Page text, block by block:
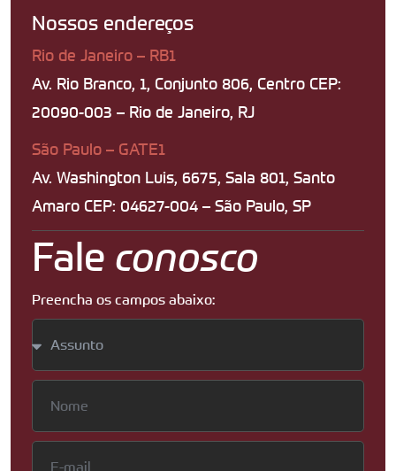
Nossos endereços
Rio de Janeiro – RB1
Av. Rio Branco, 1, Conjunto 806, Centro CEP:
20090-003 – Rio de Janeiro, RJ
São Paulo – GATE1
Av. Washington Luis, 6675, Sala 801, Santo
Amaro CEP: 04627-004 – São Paulo, SP
Fale conosco
Preencha os campos abaixo: